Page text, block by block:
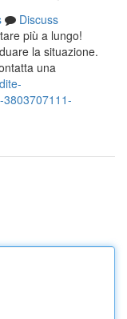
Discuss
più a lungo!
la situazione.
una